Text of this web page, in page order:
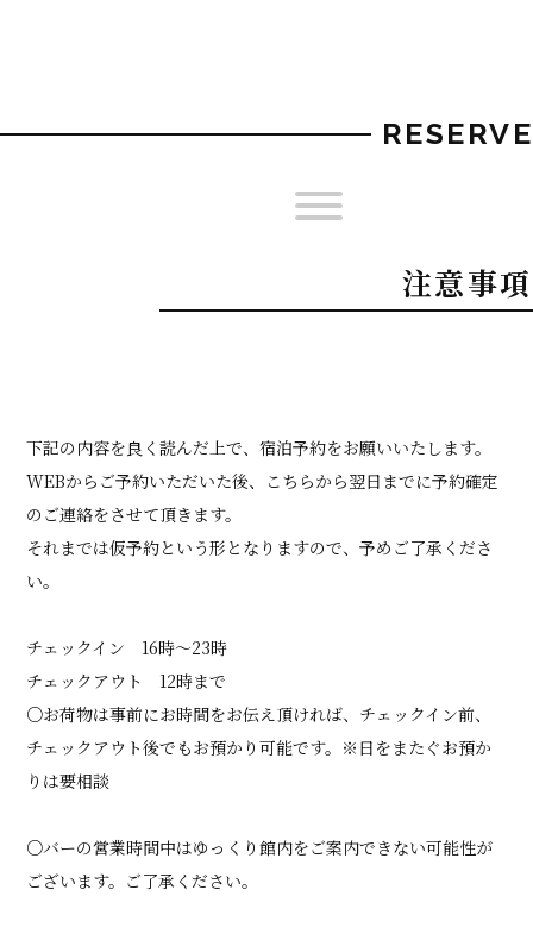
RESERVE
注意事項
下記の内容を良く読んだ上で、宿泊予約をお願いいたします。
WEBからご予約いただいた後、こちらから翌日までに予約確定
のご連絡をさせて頂きます。
それまでは仮予約という形となりますので、予めご了承くださ
い。
チェックイン 16時〜23時
チェックアウト 12時まで
○お荷物は事前にお時間をお伝え頂ければ、チェックイン前、
チェックアウト後でもお預かり可能です。※日をまたぐお預か
りは要相談
○バーの営業時間中はゆっくり館内をご案内できない可能性が
ございます。ご了承ください。